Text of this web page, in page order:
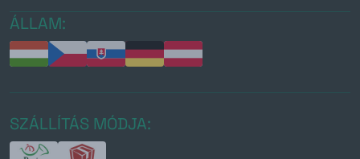
ÁLLAM:
SZÁLLÍTÁS MÓDJA: